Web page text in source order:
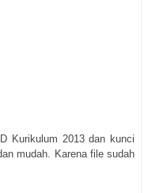
Kurikulum 2013 dan kunci
mudah. Karena file sudah